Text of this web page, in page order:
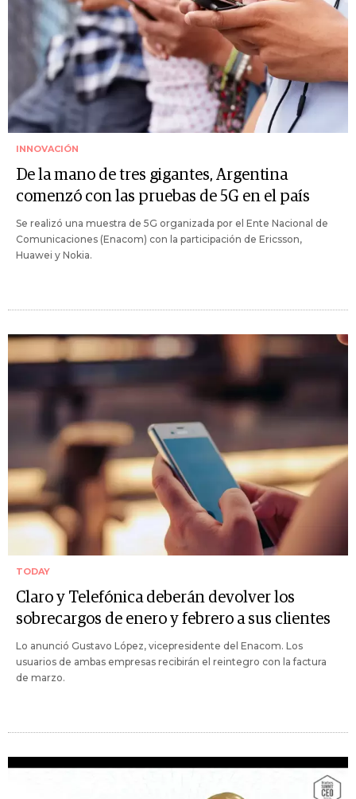
INNOVACIÓN
De la mano de tres gigantes, Argentina
comenzó con las pruebas de 5G en el país
Se realizó una muestra de 5G organizada por el Ente Nacional de
Comunicaciones (Enacom) con la participación de Ericsson,
Huawei y Nokia.
TODAY
Claro y Telefónica deberán devolver los
sobrecargos de enero y febrero a sus clientes
Lo anunció Gustavo López, vicepresidente del Enacom. Los
usuarios de ambas empresas recibirán el reintegro con la factura
de marzo.